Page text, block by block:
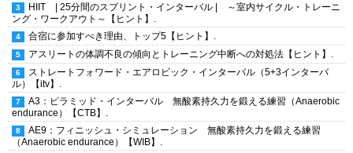
HIIT | 25分間のスプリント・インターバル | ～室内サイクル・トレーニ
ング・ワークアウト～【ヒント】.
合宿に参加すべき理由、トップ5【ヒント】.
アスリートの体調不良の傾向とトレーニング中断への対処法【ヒント】.
ストレートフォワード・エアロビック・インターバル（5+3インターバ
ル）【itv】.
A3：ピラミッド・インターバル 無酸素持久力を鍛える練習（Anaerobic
endurance）【CTB】.
AE9：フィニッシュ・シミュレーション 無酸素持久力を鍛える練習
（Anaerobic endurance）【WIB】.